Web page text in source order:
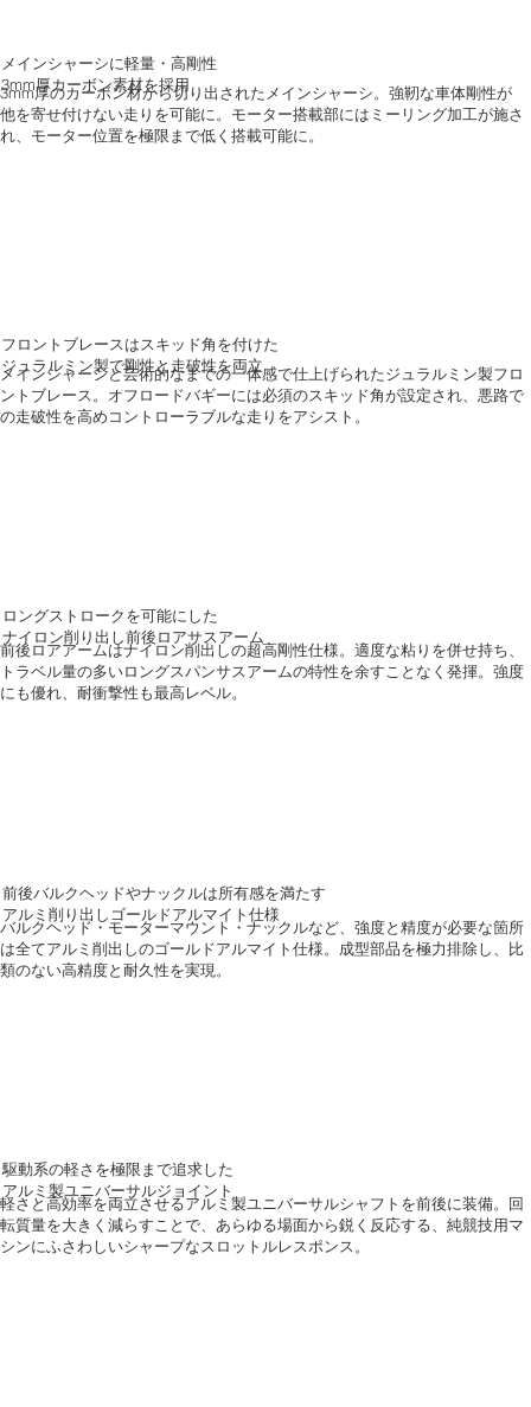
メインシャーシに軽量・高剛性
3mm厚カーボン素材を採用
3mm厚のカーボン材から切り出されたメインシャーシ。強靭な車体剛性が
他を寄せ付けない走りを可能に。モーター搭載部にはミーリング加工が施さ
れ、モーター位置を極限まで低く搭載可能に。
フロントブレースはスキッド角を付けた
ジュラルミン製で剛性と走破性を両立
メインシャーシと芸術的なまでの一体感で仕上げられたジュラルミン製フロ
ントブレース。オフロードバギーには必須のスキッド角が設定され、悪路で
の走破性を高めコントローラブルな走りをアシスト。
ロングストロークを可能にした
ナイロン削り出し前後ロアサスアーム
前後ロアアームはナイロン削出しの超高剛性仕様。適度な粘りを併せ持ち、
トラベル量の多いロングスパンサスアームの特性を余すことなく発揮。強度
にも優れ、耐衝撃性も最高レベル。
前後バルクヘッドやナックルは所有感を満たす
アルミ削り出しゴールドアルマイト仕様
バルクヘッド・モーターマウント・ナックルなど、強度と精度が必要な箇所
は全てアルミ削出しのゴールドアルマイト仕様。成型部品を極力排除し、比
類のない高精度と耐久性を実現。
駆動系の軽さを極限まで追求した
アルミ製ユニバーサルジョイント
軽さと高効率を両立させるアルミ製ユニバーサルシャフトを前後に装備。回
転質量を大きく減らすことで、あらゆる場面から鋭く反応する、純競技用マ
シンにふさわしいシャープなスロットルレスポンス。